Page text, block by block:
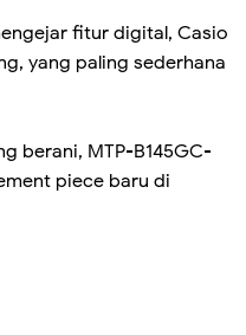
fitur digital, Casio
yang paling sederhana
berani, MTP-B145GC-
piece baru di